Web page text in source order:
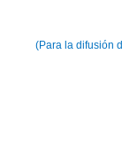
(Para la difusión